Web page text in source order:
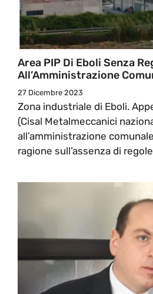
Area PIP Di Eboli Senza
All’Amministrazione
27 Dicembre 2023
Zona industriale di Eboli.
(Cisal Metalmeccanici
all’amministrazione
ragione sull’assenza di